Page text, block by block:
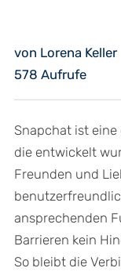
von Lorena Keller
578 Aufrufe
Snapchat ist
die entwickelt
Freunden und
ansprechenden
Barrieren kein
So bleibt die